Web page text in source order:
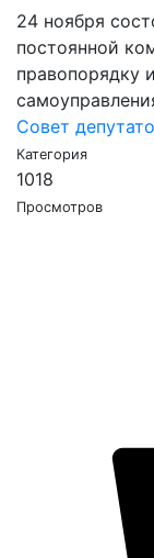
24 ноября
постоянной
правопорядку
Совет
Категория
1018
Просмотров